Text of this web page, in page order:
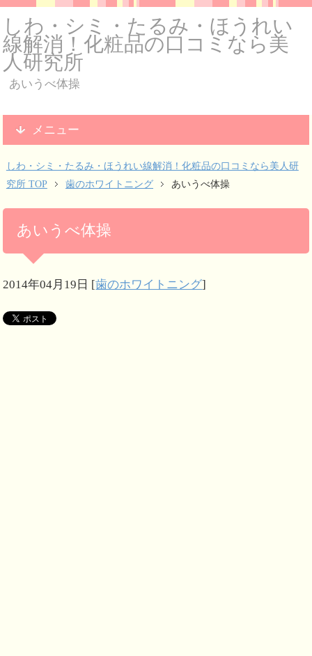
しわ・シミ・たるみ・ほうれい
線解消！化粧品の口コミなら美
人研究所
あいうべ体操
メニュー
しわ・シミ・たるみ・ほうれい線解消！化粧品の口コミなら美人研
究所 TOP
歯のホワイトニング あいうべ体操
あいうべ体操
2014年04月19日 [歯のホワイトニング]